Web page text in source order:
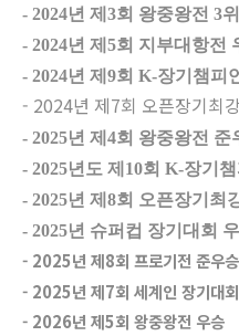
- 2024년 제3회 왕중왕전 3위
- 2024년 제5회 지부대항전
- 2024년 제9회 K-장기챔피
- 2024년 제7회 오픈장기최
- 2025년 제4회 왕중왕전 준
- 2025년도 제10회 K-장기
- 2025년 제8회 오픈장기최
- 2025년 슈퍼컵 장기대회
- 2025년 제8회 프로기전 준우
- 2025년 제7회 세계인 장기대
- 2026년 제5회 왕중왕전 우승